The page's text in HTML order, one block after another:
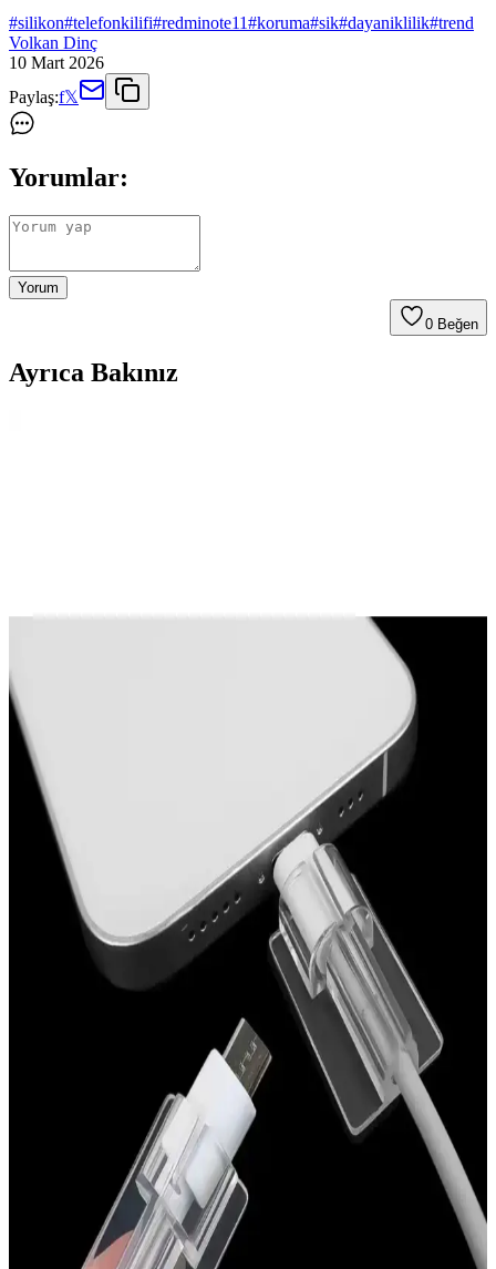
#silikon#telefonkilifi#redminote11#koruma#sik#dayaniklilik#trend
Volkan Dinç
10 Mart 2026
Paylaş:f𝕏
Yorumlar:
Yorum
0 Beğen
Ayrıca Bakınız
İşlevleri ve Kullanım Önerileri
Air fryer sepetlerindeki silikon koruyucular, metal yüzey
çizilmelerini önler, gürültüyü azaltır ve sepetin stabilitesini artırır. Bu
parçalar yüksek sıcaklığa dayanıklıdır ve çıkarılmaları önerilmez.
Air Fryer İçin Silikon Kaplamalar: Kullanım,
Temizlik ve Tat Sorunlarının Detaylı İncelenmesi
Air fryer silikon kaplamalarının malzeme özellikleri, temizlik
yöntemleri ve tat sorunlarının nedenleri detaylıca incelenmiştir.
Doğru bakım ve uygun deterjan seçimi ile kullanım kolaylığı
sağlanır.
Deliksiz Göbek Piercing Alternatifleri: Estetik ve
Konfor Sunan Çözüm Seçenekleri
Deliksiz göbek piercing alternatifleri, silikon halkalar, yapışkanlı ve
klipsli ürünler ile metal seçenekler sunar. Bu çözümler estetik ve
konforu bir arada sağlar, hijyen ve cilt sağlığına dikkat edilmelidir.
Silikon Topukluklar ile Ayakta Rahatlık ve Destek
Silikon malzemeden yapılan topukluklar, ayak konforunu artırır,
ayak sağlığını destekler ve uzun süre ayakta kalanlara rahatlık sağlar.
Doğru kullanım ve bakım ile günlük yaşam kalitenizi yükseltir.
Fibaks Redmi Note 11 Kılıfı: Şıklık ve Koruma
Sunan Yüksek Kaliteli Silikon Kılıf